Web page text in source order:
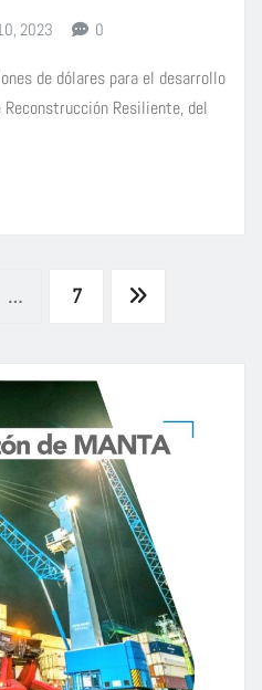
2023 0
de dólares para el desarrollo
Resiliente, del
… 7